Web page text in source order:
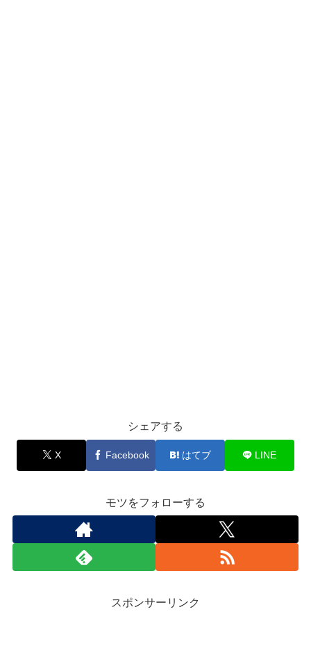
シェアする
X Facebook はてブ LINE
モツをフォローする
スポンサーリンク